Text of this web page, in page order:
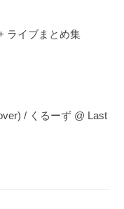
ライブまとめ集
/ くるーず @ Last